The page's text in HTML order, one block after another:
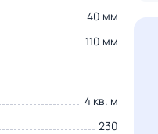
40 мм
110 мм
4 кв. м
230